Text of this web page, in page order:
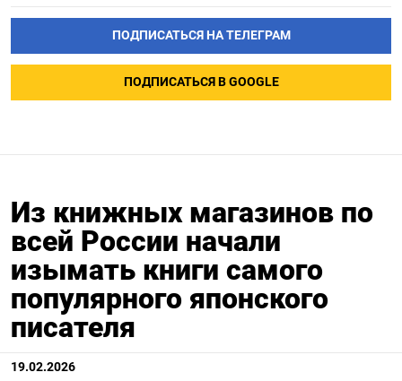
ПОДПИСАТЬСЯ НА ТЕЛЕГРАМ
ПОДПИСАТЬСЯ В GOOGLE
Из книжных магазинов по
всей России начали
изымать книги самого
популярного японского
писателя
19.02.2026